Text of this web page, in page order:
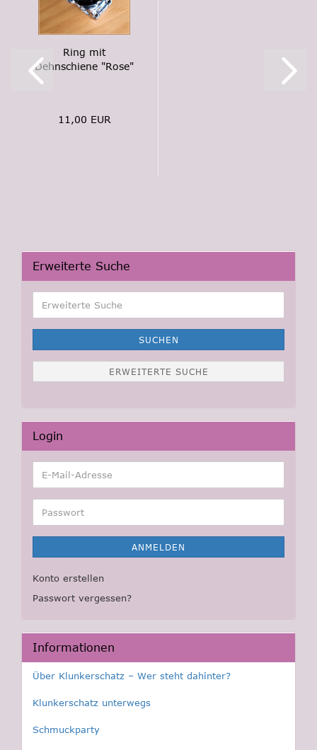
Ring mit
Dehnschiene "Rose"
11,00 EUR
Erweiterte Suche
Suche
SUCHEN
ERWEITERTE SUCHE
Login
E-
Mail-
Adresse
Passwort
ANMELDEN
Konto erstellen
Passwort vergessen?
Informationen
Über Klunkerschatz – Wer steht dahinter?
Klunkerschatz unterwegs
Schmuckparty